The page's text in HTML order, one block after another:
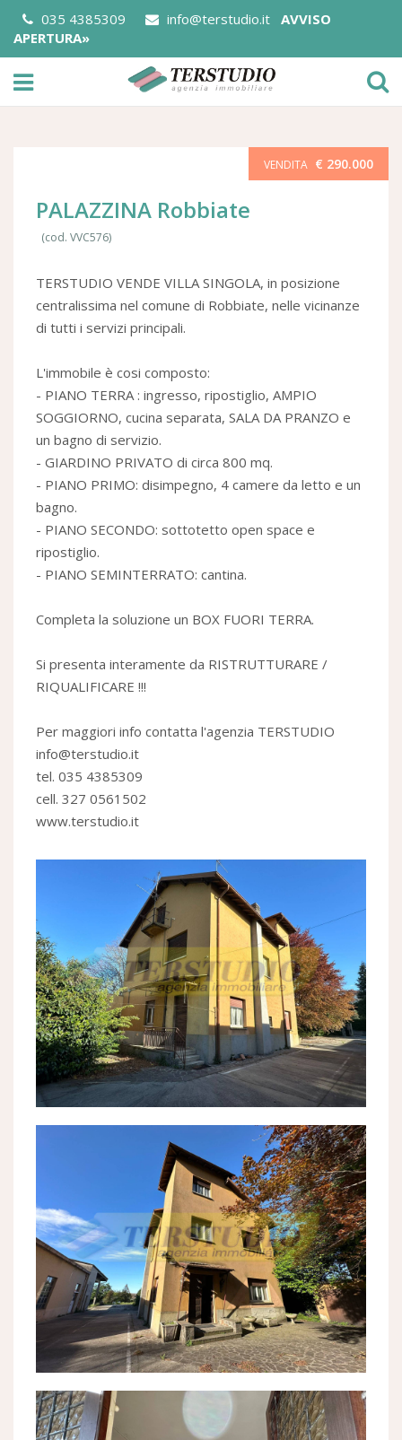
035 4385309 info@terstudio.it AVVISO
APERTURA»
VENDITA € 290.000
PALAZZINA Robbiate
(cod. VVC576)
TERSTUDIO VENDE VILLA SINGOLA, in posizione
centralissima nel comune di Robbiate, nelle vicinanze
di tutti i servizi principali.
L'immobile è cosi composto:
- PIANO TERRA : ingresso, ripostiglio, AMPIO
SOGGIORNO, cucina separata, SALA DA PRANZO e
un bagno di servizio.
- GIARDINO PRIVATO di circa 800 mq.
- PIANO PRIMO: disimpegno, 4 camere da letto e un
bagno.
- PIANO SECONDO: sottotetto open space e
ripostiglio.
- PIANO SEMINTERRATO: cantina.
Completa la soluzione un BOX FUORI TERRA.
Si presenta interamente da RISTRUTTURARE /
RIQUALIFICARE !!!
Per maggiori info contatta l'agenzia TERSTUDIO
info@terstudio.it
tel. 035 4385309
cell. 327 0561502
www.terstudio.it